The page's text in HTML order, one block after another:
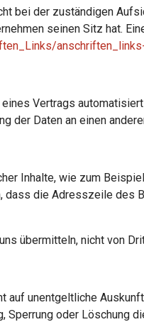
bei der zuständigen
seinen Sitz hat.
Vertrags
der Daten an einen
Inhalte, wie zum
die Adresszeile des
übermitteln, nicht von
unentgeltliche
oder